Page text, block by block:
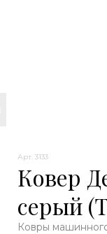
Арт. 3133
Ковер
серый
Ковры